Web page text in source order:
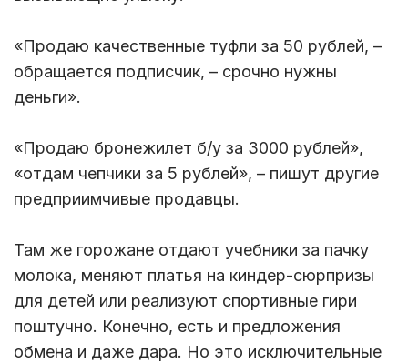
«Продаю качественные туфли за 50 рублей, –
обращается подписчик, – срочно нужны
деньги».
«Продаю бронежилет б/у за 3000 рублей»,
«отдам чепчики за 5 рублей», – пишут другие
предприимчивые продавцы.
Там же горожане отдают учебники за пачку
молока, меняют платья на киндер-сюрпризы
для детей или реализуют спортивные гири
поштучно. Конечно, есть и предложения
обмена и даже дара. Но это исключительные